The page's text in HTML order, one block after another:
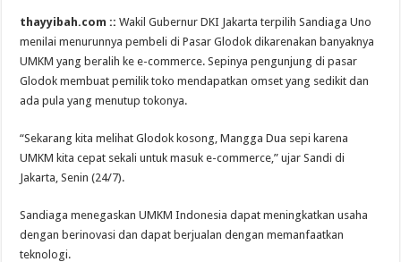
thayyibah.com ::Wakil Gubernur DKI Jakarta terpilih Sandiaga Uno
menilai menurunnya pembeli di Pasar Glodok dikarenakan banyaknya
UMKM yang beralih ke e-commerce. Sepinya pengunjung di pasar
Glodok membuat pemilik toko mendapatkan omset yang sedikit dan
ada pula yang menutup tokonya.
“Sekarang kita melihat Glodok kosong, Mangga Dua sepi karena
UMKM kita cepat sekali untuk masuk e-commerce,” ujar Sandi di
Jakarta, Senin (24/7).
Sandiaga menegaskan UMKM Indonesia dapat meningkatkan usaha
dengan berinovasi dan dapat berjualan dengan memanfaatkan
teknologi.